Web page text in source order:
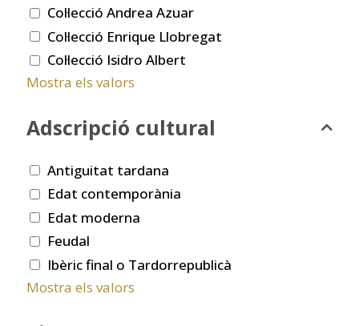
Col·lecció Andrea Azuar
Col·lecció Enrique Llobregat
Col·lecció Isidro Albert
Mostra els valors
Adscripció cultural
Antiguitat tardana
Edat contemporània
Edat moderna
Feudal
Ibèric final o Tardorrepublicà
Mostra els valors